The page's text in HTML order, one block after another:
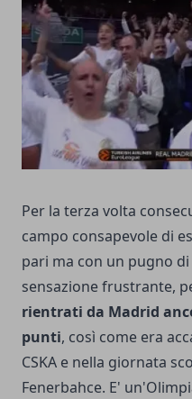
Per la terza volta
campo consapevole di
pari ma con un pugno
sensazione frustrante,
rientrati da Madrid
punti, così come era
CSKA e nella giornata
Fenerbahce. E'